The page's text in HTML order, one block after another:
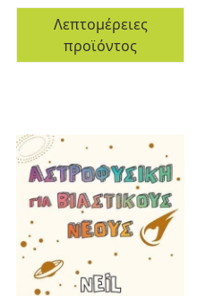
Λεπτομέρειες
προϊόντος